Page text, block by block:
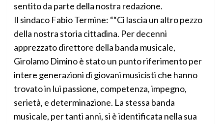
sentito da parte della nostra redazione.
Il sindaco Fabio Termine: ““Ci lascia un altro pezzo
della nostra storia cittadina. Per decenni
apprezzato direttore della banda musicale,
Girolamo Dimino è stato un punto riferimento per
intere generazioni di giovani musicisti che hanno
trovato in lui passione, competenza, impegno,
serietà, e determinazione. La stessa banda
musicale, per tanti anni, si è identificata nella sua